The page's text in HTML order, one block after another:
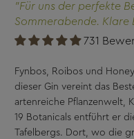
"Für uns der perfekte
Sommerabende.
Basilikum und einer
731
Fynbos, Roibos und
dieser Gin vereint das
artenreiche Pflanzenwelt,
19 Botanicals entführt er
Tafelbergs. Dort, wo die